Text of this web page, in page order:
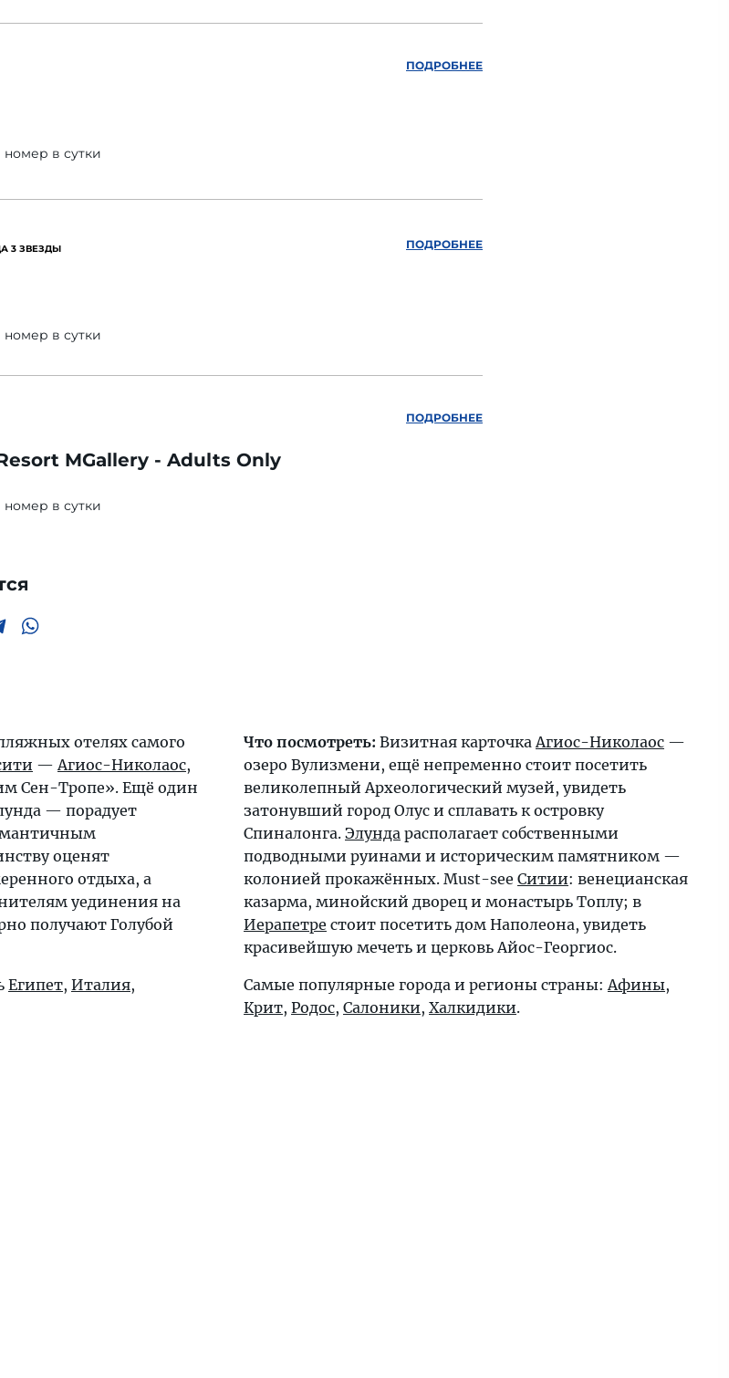
номер в сутки
ПОДРОБНЕЕ
3 ЗВЕЗДЫ
номер в сутки
ПОДРОБНЕЕ
MGallery - Adults Only
номер в сутки
ПОДРОБНЕЕ
отелях самого
—Агиос-Николаос,
Сен-Тропе». Ещё один
— порадует
оценят
отдыха, а
уединения на
получают Голубой
Что посмотреть: Визитная карточкаАгиос-Николаос —
озеро Вулизмени, ещё непременно стоит посетить
великолепный Археологический музей, увидеть
затонувший город Олус и сплавать к островку
Спиналонга. Элунда располагает собственными
подводными руинами и историческим памятником —
колонией прокажённых. Must-see Ситии: венецианская
казарма, минойский дворец и монастырь Топлу; в
Иерапетре стоит посетить дом Наполеона, увидеть
красивейшую мечеть и церковь Айос-Георгиос.
Египет, Италия,
Самые популярные города и регионы страны:Афины,
Крит, Родос, Салоники, Халкидики.